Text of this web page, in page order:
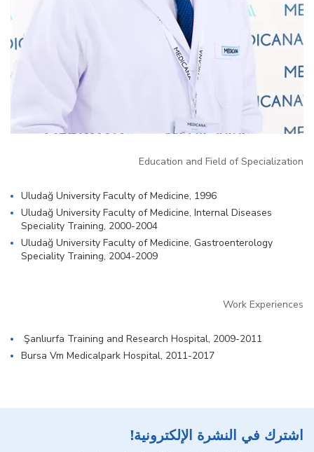
Education and Field of Specialization
Uludağ University Faculty of Medicine, 1996
Uludağ University Faculty of Medicine, Internal Diseases
Speciality Training, 2000-2004
Uludağ University Faculty of Medicine, Gastroenterology
Speciality Training, 2004-2009
Work Experiences
Şanlıurfa Training and Research Hospital, 2009-2011
Bursa Vm Medicalpark Hospital, 2011-2017
اشترك في النشرة الإلكترونية!